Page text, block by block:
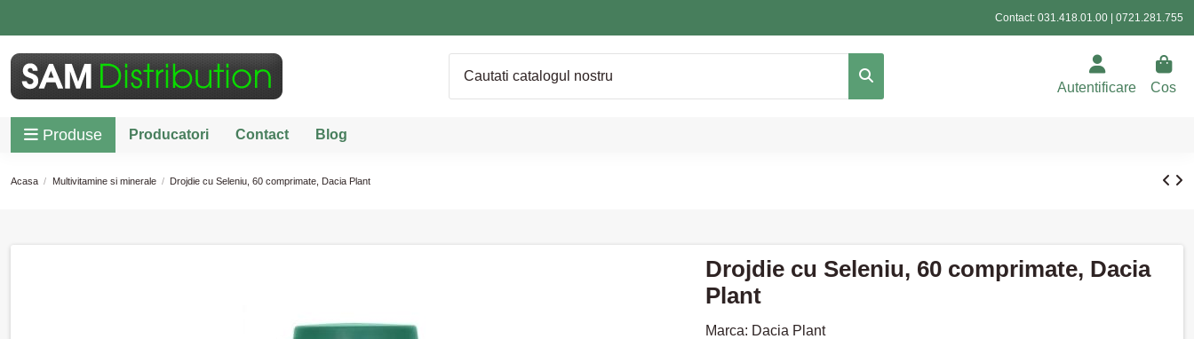
Contact: 031.418.01.00 0721.281.755
Autentificare Cos
Produse Producatori Contact Blog
Acasa Multivitamine si minerale Drojdie cu Seleniu, 60 comprimate, Dacia Plant
Drojdie cu Seleniu, 60 comprimate, Dacia
Plant
Marca: Dacia Plant